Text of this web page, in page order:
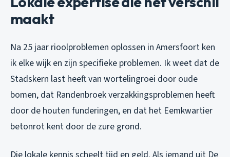
maakt
Na 25 jaar rioolproblemen oplossen in Amersfoort ken
ik elke wijk en zijn specifieke problemen. Ik weet dat de
Stadskern last heeft van wortelingroei door oude
bomen, dat Randenbroek verzakkingsproblemen heeft
door de houten funderingen, en dat het Eemkwartier
betonrot kent door de zure grond.